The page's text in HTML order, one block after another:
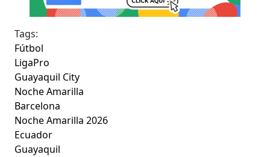
Tags:
Fútbol
LigaPro
Guayaquil City
Noche Amarilla
Barcelona
Noche Amarilla 2026
Ecuador
Guayaquil